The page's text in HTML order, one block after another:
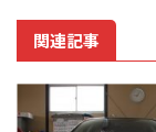
関連記事